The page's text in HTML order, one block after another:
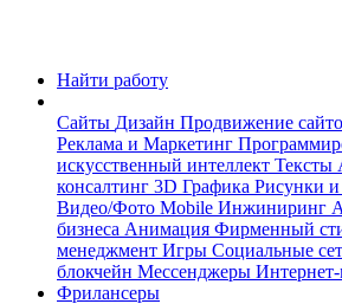
Найти работу
Сайты Дизайн Продвижение
Реклама и Маркетинг
искусственный интеллект Тексты
консалтинг 3D Графика Рисунки
Видео/Фото Mobile Инжиниринг
бизнеса Анимация Фирменный
менеджмент Игры Социальные
блокчейн Мессенджеры
Фрилансеры